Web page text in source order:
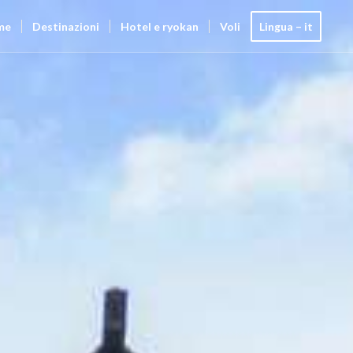
Destinazioni Hotel e ryokan Voli Lingua – it